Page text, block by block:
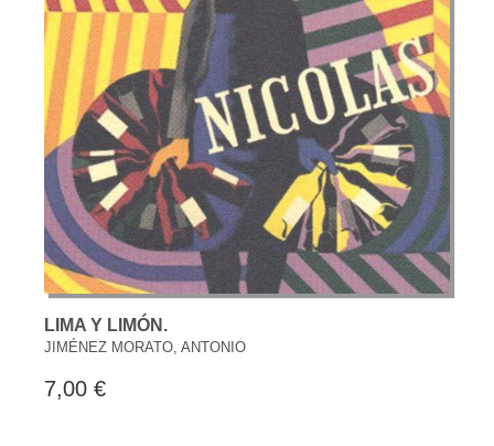
LIMA Y LIMÓN.
JIMÉNEZ MORATO, ANTONIO
7,00 €